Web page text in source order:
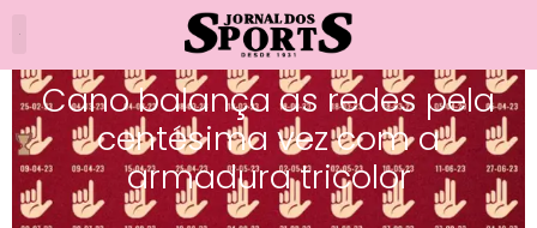
Cano balança as redes pela
centésima vez com a
armadura tricolor